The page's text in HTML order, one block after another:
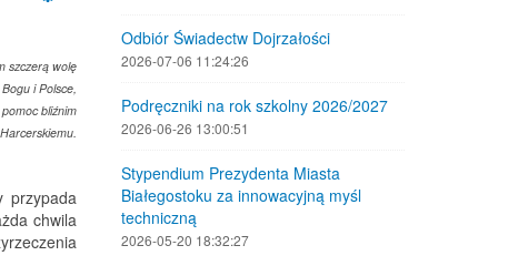
szczerą wolę
Bogu i Polsce,
bliźnim
przypada
chwila
Odbiór Świadectw Dojrzałości
2026-07-06 11:24:26
Podręczniki na rok szkolny 2026/2027
2026-06-26 13:00:51
Stypendium Prezydenta Miasta
Białegostoku za innowacyjną myśl
techniczną
2026-05-20 18:32:27